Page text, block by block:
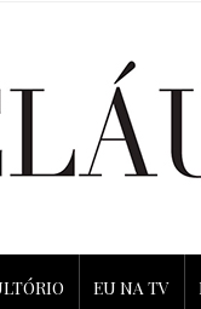
EU NA TV